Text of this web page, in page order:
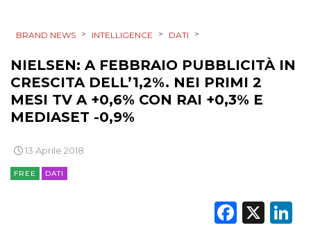
BRAND NEWS > INTELLIGENCE > DATI >
NIELSEN: A FEBBRAIO PUBBLICITÀ IN
CRESCITA DELL’1,2%. NEI PRIMI 2
MESI TV A +0,6% CON RAI +0,3% E
MEDIASET -0,9%
13 Aprile 2018
FREE DATI
X